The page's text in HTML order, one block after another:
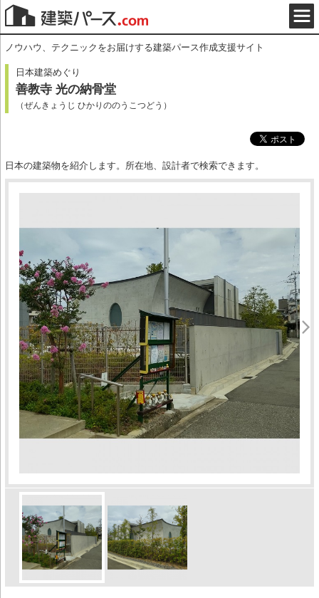
ノウハウ、テクニックをお届けする建築パース作成支援サイト
日本建築めぐり
善教寺 光の納骨堂
（ぜんきょうじ ひかりののうこつどう）
日本の建築物を紹介します。所在地、設計者で検索できます。